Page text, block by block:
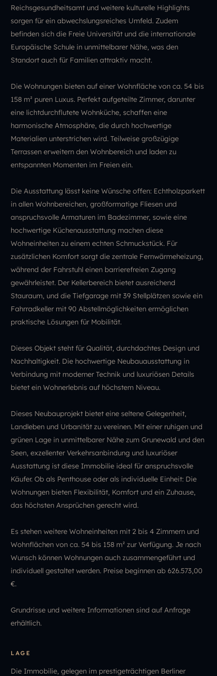
Reichsgesundheitsamt und weitere kulturelle Highlights
sorgen für ein abwechslungsreiches Umfeld. Zudem
befinden sich die Freie Universität und die internationale
Europäische Schule in unmittelbarer Nähe, was den
Standort auch für Familien attraktiv macht.
Die Wohnungen bieten auf einer Wohnfläche von ca. 54 bis
158 m² puren Luxus. Perfekt aufgeteilte Zimmer, darunter
eine lichtdurchflutete Wohnküche, schaffen eine
harmonische Atmosphäre, die durch hochwertige
Materialien unterstrichen wird. Teilweise großzügige
Terrassen erweitern den Wohnbereich und laden zu
entspannten Momenten im Freien ein.
Die Ausstattung lässt keine Wünsche offen: Echtholzparkett
in allen Wohnbereichen, großformatige Fliesen und
anspruchsvolle Armaturen im Badezimmer, sowie eine
hochwertige Küchenausstattung machen diese
Wohneinheiten zu einem echten Schmuckstück. Für
zusätzlichen Komfort sorgt die zentrale Fernwärmeheizung,
während der Fahrstuhl einen barrierefreien Zugang
gewährleistet. Der Kellerbereich bietet ausreichend
Stauraum, und die Tiefgarage mit 39 Stellplätzen sowie ein
Fahrradkeller mit 90 Abstellmöglichkeiten ermöglichen
praktische Lösungen für Mobilität.
Dieses Objekt steht für Qualität, durchdachtes Design und
Nachhaltigkeit. Die hochwertige Neubauausstattung in
Verbindung mit moderner Technik und luxuriösen Details
bietet ein Wohnerlebnis auf höchstem Niveau.
Dieses Neubauprojekt bietet eine seltene Gelegenheit,
Landleben und Urbanität zu vereinen. Mit einer ruhigen und
grünen Lage in unmittelbarer Nähe zum Grunewald und den
Seen, exzellenter Verkehrsanbindung und luxuriöser
Ausstattung ist diese Immobilie ideal für anspruchsvolle
Käufer. Ob als Penthouse oder als individuelle Einheit: Die
Wohnungen bieten Flexibilität, Komfort und ein Zuhause,
das höchsten Ansprüchen gerecht wird.
Es stehen weitere Wohneinheiten mit 2 bis 4 Zimmern und
Wohnflächen von ca. 54 bis 158 m² zur Verfügung. Je nach
Wunsch können Wohnungen auch zusammengeführt und
individuell gestaltet werden. Preise beginnen ab 626.573,00
€.
Grundrisse und weitere Informationen sind auf Anfrage
erhältlich.
LAGE
Die Immobilie, gelegen im prestigeträchtigen Berliner